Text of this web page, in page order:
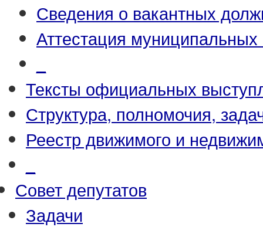
Сведения о вакантных
Аттестация
Тексты официальных
Структура, полномочия,
Реестр движимого и
Совет депутатов
Задачи